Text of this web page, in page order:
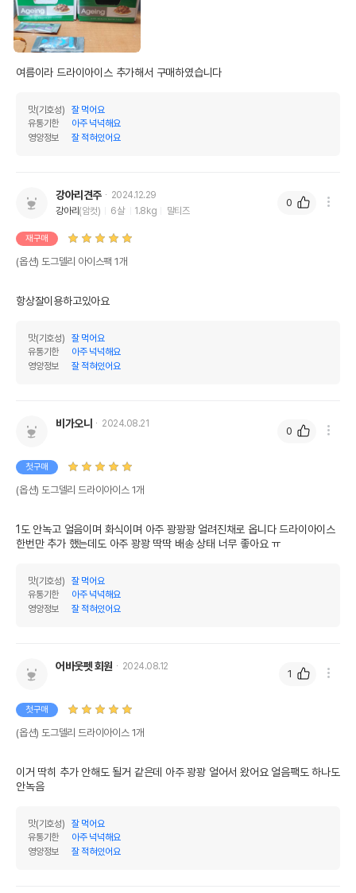
여름이라 드라이아이스 추가해서 구매하였습니다
맛(기호성)
잘 먹어요
유통기한
아주 넉넉해요
영양정보
잘 적혀있어요
강아리견주
2024.12.29
강아리(암컷) 6살 1.8kg 말티즈
재구매
(옵션) 도그델리 아이스팩 1개
항상잘이용하고있아요
맛(기호성)
잘 먹어요
유통기한
아주 넉넉해요
영양정보
잘 적혀있어요
0
비가오니 2024.08.21
첫구매
(옵션) 도그델리 드라이아이스 1개
1도 안녹고 얼음이며 화식이며 아주 꽝꽝꽝 얼려진채로 옵니다 드라이아이스
한번만 추가 했는데도 아주 꽝꽝 딱딱 배송 상태 너무 좋아요 ㅠ
맛(기호성)
잘 먹어요
유통기한
아주 넉넉해요
영양정보
잘 적혀있어요
0
어바웃펫 회원 2024.08.12
첫구매
(옵션) 도그델리 드라이아이스 1개
이거 딱히 추가 안해도 될거 같은데 아주 꽝꽝 얼어서 왔어요 얼음팩도 하나도
안녹음
맛(기호성)
잘 먹어요
유통기한
아주 넉넉해요
영양정보
잘 적혀있어요
1